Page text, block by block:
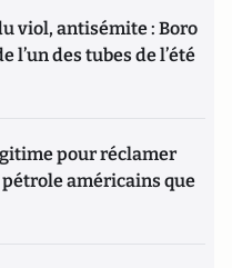
viol, antisémite : Boro
l’un des tubes de l’été
pour réclamer
américains que